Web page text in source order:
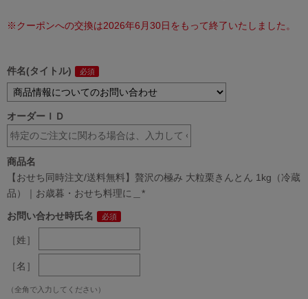
※クーポンへの交換は2026年6月30日をもって終了いたしました。
件名(タイトル)
オーダーＩＤ
商品名
【おせち同時注文/送料無料】贅沢の極み 大粒栗きんとん 1kg（冷蔵
品）｜お歳暮・おせち料理に＿*
お問い合わせ時氏名
［姓］
［名］
（全角で入力してください）